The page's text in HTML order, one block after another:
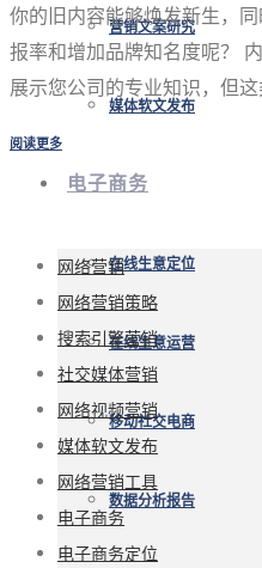
营销文案研究
媒体软文发布
电子商务
在线生意定位
在线生意运营
移动社交电商
数据分析报告
你的旧内容能够焕发新生，
报率和增加品牌知名度呢？
展示您公司的专业知识，但
阅读更多
网络营销
网络营销策略
搜索引擎营销
社交媒体营销
网络视频营销
媒体软文发布
网络营销工具
电子商务
电子商务定位